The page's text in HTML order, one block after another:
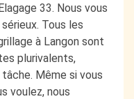
33. Nous vous
Tous les
à Langon sont
plurivalents,
Même si vous
voulez, nous